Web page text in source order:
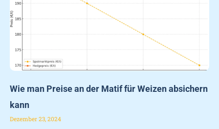
Wie man Preise an der Matif für Weizen absichern
kann
Dezember 23, 2024